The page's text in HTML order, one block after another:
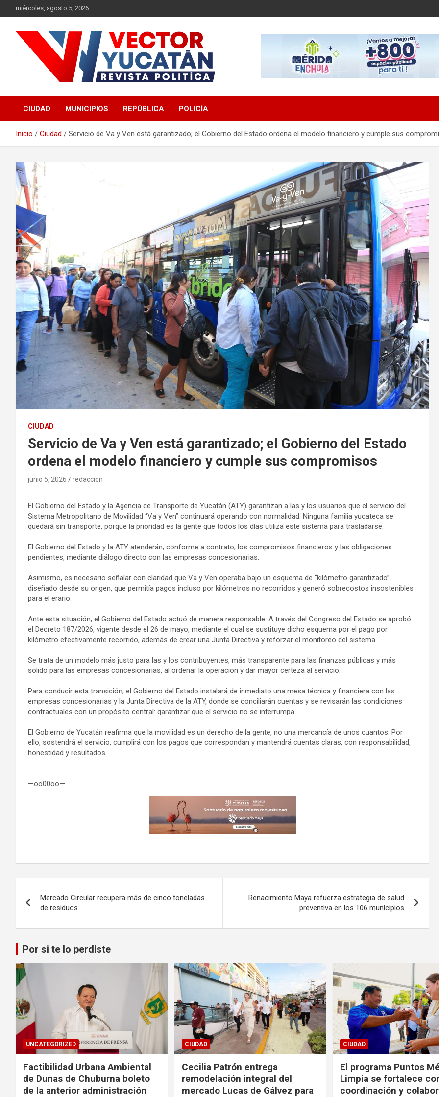
al
miércoles, agosto 5, 2026
Vector Yucatán
CIUDAD MUNICIPIOS REPÚBLICA POLICÍA
Inicio Ciudad Servicio de Va y Ven está garantizado; el Gobierno del Estado ordena el modelo financiero y cumple sus
CIUDAD
Servicio de Va y Ven está garantizado; el Gobierno del Estado
ordena el modelo financiero y cumple sus compromisos
junio 5, 2026 redaccion
El Gobierno del Estado y la Agencia de Transporte de Yucatán (ATY) garantizan a las y los usuarios que el servicio del
Sistema Metropolitano de Movilidad “Va y Ven” continuará operando con normalidad. Ninguna familia yucateca se
quedará sin transporte, porque la prioridad es la gente que todos los días utiliza este sistema para trasladarse.
El Gobierno del Estado y la ATY atenderán, conforme a contrato, los compromisos financieros y las obligaciones
pendientes, mediante diálogo directo con las empresas concesionarias.
Asimismo, es necesario señalar con claridad que Va y Ven operaba bajo un esquema de “kilómetro garantizado”,
diseñado desde su origen, que permitía pagos incluso por kilómetros no recorridos y generó sobrecostos insostenibles
para el erario.
Ante esta situación, el Gobierno del Estado actuó de manera responsable. A través del Congreso del Estado se aprobó
el Decreto 187/2026, vigente desde el 26 de mayo, mediante el cual se sustituye dicho esquema por el pago por
kilómetro efectivamente recorrido, además de crear una Junta Directiva y reforzar el monitoreo del sistema.
Se trata de un modelo más justo para las y los contribuyentes, más transparente para las finanzas públicas y más
sólido para las empresas concesionarias, al ordenar la operación y dar mayor certeza al servicio.
Para conducir esta transición, el Gobierno del Estado instalará de inmediato una mesa técnica y financiera con las
empresas concesionarias y la Junta Directiva de la ATY, donde se conciliarán cuentas y se revisarán las condiciones
contractuales con un propósito central: garantizar que el servicio no se interrumpa.
El Gobierno de Yucatán reafirma que la movilidad es un derecho de la gente, no una mercancía de unos cuantos. Por
ello, sostendrá el servicio, cumplirá con los pagos que correspondan y mantendrá cuentas claras, con responsabilidad,
honestidad y resultados.
—oo00oo—
de
entradas
Mercado Circular recupera más de cinco toneladas
de residuos
Renacimiento Maya refuerza estrategia de salud
preventiva en los 106 municipios
Por si te lo perdiste
UNCATEGORIZED
Factibilidad Urbana Ambiental
de Dunas de Chuburna boleto
de la anterior administración
CIUDAD
Cecilia Patrón entrega
remodelación integral del
mercado Lucas de Gálvez para
CIUDAD
El programa Puntos
Limpia se fortalece
coordinación y